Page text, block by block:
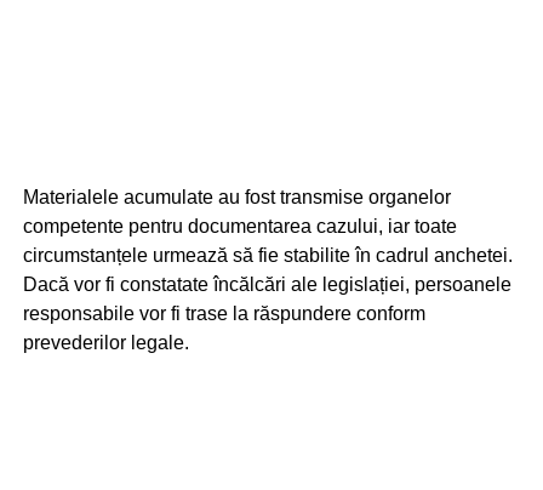
Materialele acumulate au fost transmise organelor
competente pentru documentarea cazului, iar toate
circumstanțele urmează să fie stabilite în cadrul anchetei.
Dacă vor fi constatate încălcări ale legislației, persoanele
responsabile vor fi trase la răspundere conform
prevederilor legale.